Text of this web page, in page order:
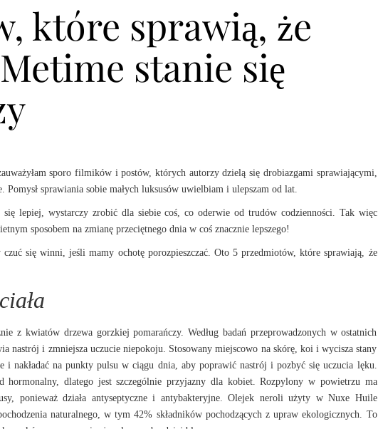
które sprawią, że
stanie się
sporo filmików i postów, których autorzy dzielą się drobiazgami sprawiającymi,
Pomysł sprawiania sobie małych luksusów uwielbiam i ulepszam od lat.
lepiej, wystarczy zrobić dla siebie coś, co oderwie od trudów codzienności. Tak więc
sposobem na zmianę przeciętnego dnia w coś znacznie lepszego!
się winni, jeśli mamy ochotę porozpieszczać. Oto 5 przedmiotów, które sprawiają, że
z kwiatów drzewa gorzkiej pomarańczy. Według badań przeprowadzonych w ostatnich
nastrój i zmniejsza uczucie niepokoju. Stosowany miejscowo na skórę, koi i wycisza stany
i nakładać na punkty pulsu w ciągu dnia, aby poprawić nastrój i pozbyć się uczucia lęku.
hormonalny, dlatego jest szczególnie przyjazny dla kobiet. Rozpylony w powietrzu ma
ponieważ działa antyseptyczne i antybakteryjne. Olejek neroli użyty w Nuxe Huile
naturalnego, w tym 42% składników pochodzących z upraw ekologicznych. To